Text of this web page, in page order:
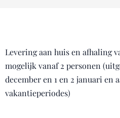
Levering aan huis en afhaling
mogelijk vanaf 2 personen
december en 1 en 2 januari en
vakantieperiodes)